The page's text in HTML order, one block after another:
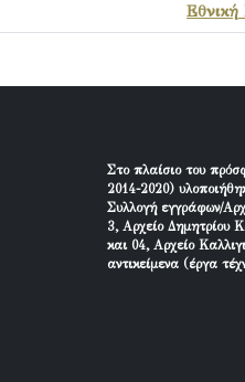
Στο πλαίσιο του
2014-2020)
Συλλογή εγγράφων/
3, Αρχείο Δημητρίου
και 04, Αρχείο
αντικείμενα (έργα